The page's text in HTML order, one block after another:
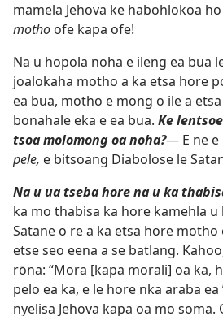
mamela Jehova ke habohlokoa
motho ofe kapa ofe!
Na u hopola noha e ileng ea bua
joalokaha motho a ka etsa hore
ea bua, motho e mong o ile a
bonahale eka e ea bua. Ke
tsoa molomong oa noha?— E ne e
pele, e bitsoang Diabolose le
Na u ua tseba hore na u ka
ka mo thabisa ka hore kamehla
Satane o re a ka etsa hore
etse seo eena a se batlang.
rōna: “Mora [kapa morali] oa ka,
pelo ea ka, e le hore nka araba ea
nyelisa Jehova kapa oa mo soma.